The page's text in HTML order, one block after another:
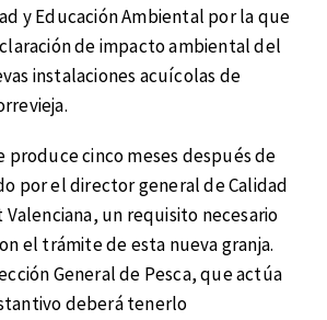
y Educación Ambiental por la que
de impacto ambiental del
instalaciones acuícolas de
produce cinco meses después de
por el director general de Calidad
un requisito necesario
el trámite de esta nueva granja.
General de Pesca, que actúa
deberá tenerlo